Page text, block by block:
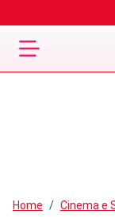
Home Cinema e